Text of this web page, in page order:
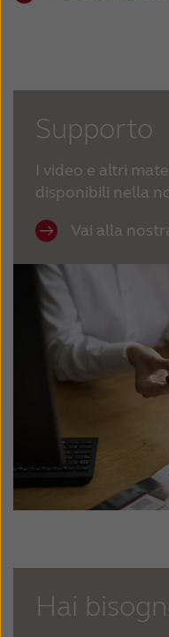
Supporto
I video e altri
disponibili nella
Vai alla
Hai